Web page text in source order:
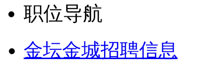
职位导航
金坛金城招聘信息